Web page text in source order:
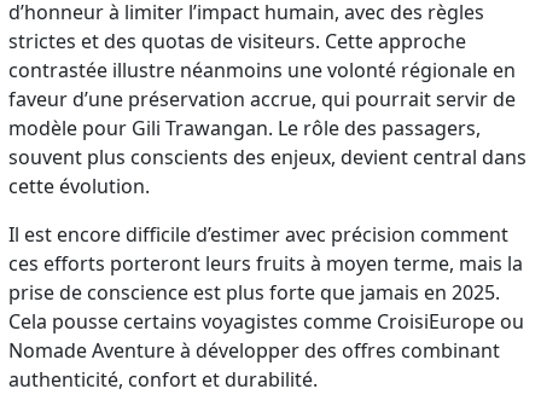
d’honneur à limiter l’impact humain, avec des règles
strictes et des quotas de visiteurs. Cette approche
contrastée illustre néanmoins une volonté régionale en
faveur d’une préservation accrue, qui pourrait servir de
modèle pour Gili Trawangan. Le rôle des passagers,
souvent plus conscients des enjeux, devient central dans
cette évolution.
Il est encore difficile d’estimer avec précision comment
ces efforts porteront leurs fruits à moyen terme, mais la
prise de conscience est plus forte que jamais en 2025.
Cela pousse certains voyagistes comme CroisiEurope ou
Nomade Aventure à développer des offres combinant
authenticité, confort et durabilité.